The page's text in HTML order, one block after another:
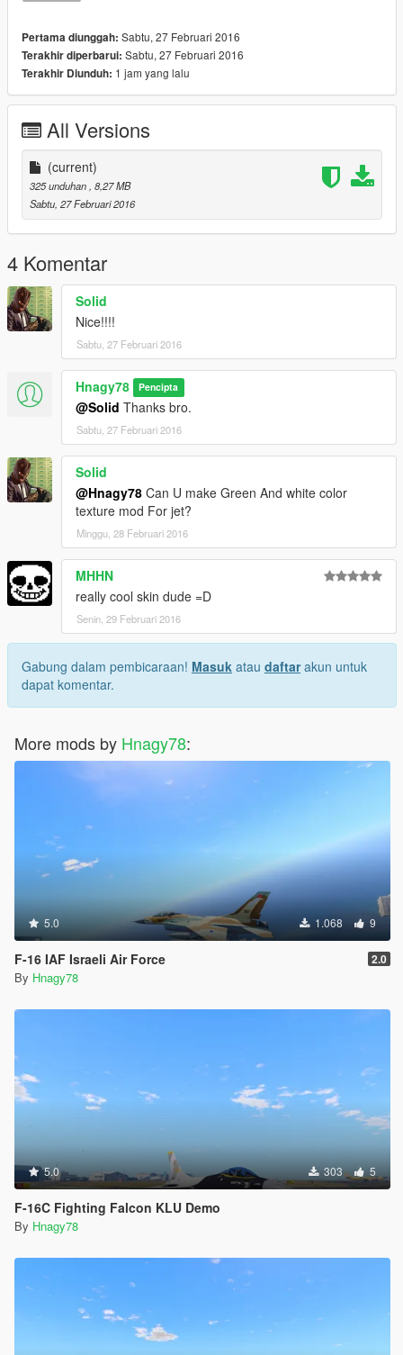
Pertama diunggah: Sabtu, 27 Februari 2016
Terakhir diperbarui: Sabtu, 27 Februari 2016
Terakhir Diunduh: 1 jam yang lalu
All Versions
(current)
325 unduhan , 8,27 MB
Sabtu, 27 Februari 2016
4 Komentar
Solid
Nice!!!!
Sabtu, 27 Februari 2016
Hnagy78 Pencipta
@Solid Thanks bro.
Sabtu, 27 Februari 2016
Solid
@Hnagy78 Can U make Green And white color
texture mod For jet?
Minggu, 28 Februari 2016
MHHN
really cool skin dude =D
Senin, 29 Februari 2016
Gabung dalam pembicaraan! Masuk atau daftarakun untuk
dapat komentar.
More mods by Hnagy78:
5.0 1.068 9
F-16 IAF Israeli Air Force 2.0
By Hnagy78
5.0 303 5
F-16C Fighting Falcon KLU Demo
By Hnagy78